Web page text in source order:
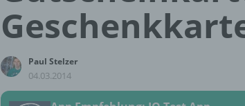
Paul Stelzer
04.03.2014